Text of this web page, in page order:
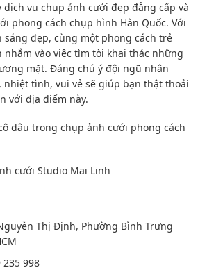
dịch vụ chụp ảnh cưới đẹp đẳng cấp và
phong cách chụp hình Hàn Quốc. Với
sáng đẹp, cùng một phong cách trẻ
nhắm vào việc tìm tòi khai thác những
mặt. Đáng chú ý đội ngũ nhân
nhiệt tình, vui vẻ sẽ giúp bạn thật thoải
với địa điểm này.
cưới Studio Mai Linh
Thị Định, Phường Bình Trưng
235 998